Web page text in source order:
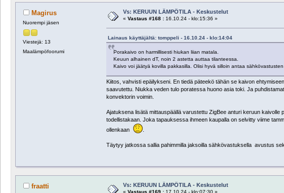
Magirus
Nuorempi jäsen
Viestejä: 13
Maalämpöfoorumi
Vs: KERUUN LÄMPÖTILA - Keskustelut
« Vastaus #168 :16.10.24 - klo:15:36 »
Lainaus käyttäjältä: tomppeli - 16.10.24 - klo:14:04
Porakaivo on harmillisesti hiukan liian matala.
Keuun alhainen dT, noin 2 astetta auttaa tilanteessa.
Kaivo voi jäätyä kovilla pakkasilla. Olisi hyvä silloin antaa sähkövastusten
Kiitos, vahvisti epäilykseni. En tiedä päteekö tähän se kaivon
saavutettu. Niukka veden tulo poratessa huono asia toki. Ja
konvektorin voimin.
Ajatuksena lisätä mittauspäällä varustettu ZigBee anturi keruun
todellistakaan. Joka tapauksessa ihmeen kaupalla on selvitty viime
ollenkaan
Täytyy jatkossa sallia pahimmilla jaksoilla sähkövastuksella avustus
fraatti Vs: KERUUN LÄMPÖTILA - Keskustelut
« Vastaus #169 :17.10.24 - klo:07:30 »